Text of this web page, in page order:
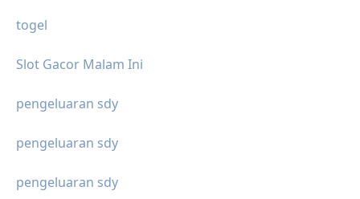
togel
Slot Gacor Malam Ini
pengeluaran sdy
pengeluaran sdy
pengeluaran sdy